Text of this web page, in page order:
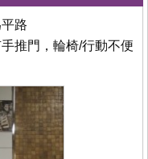
路
推門，輪椅/行動不便